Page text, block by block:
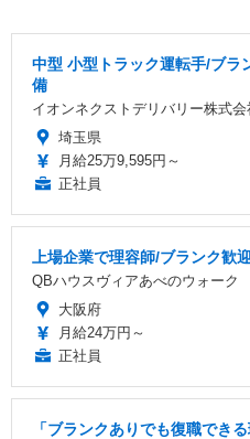
中型 小型トラック運転手/ブラ
備
イオンネクストデリバリー株式会
埼玉県
月給25万9,595円～
正社員
上場企業で理容師/ブランク歓
QBハウスヴィアあべのウォーク
大阪府
月給24万円～
正社員
「ブランクありでも復職でき